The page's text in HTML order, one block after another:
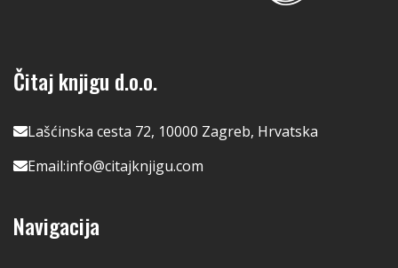
Čitaj knjigu d.o.o.
Lašćinska cesta 72, 10000 Zagreb, Hrvatska
Email:info@citajknjigu.com
Navigacija